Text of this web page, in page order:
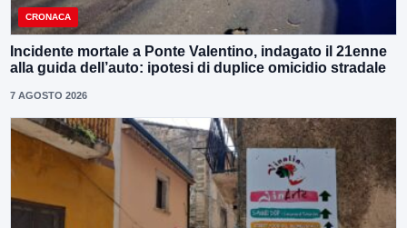
CRONACA
Incidente mortale a Ponte Valentino, indagato il 21enne
alla guida dell’auto: ipotesi di duplice omicidio stradale
7 AGOSTO 2026